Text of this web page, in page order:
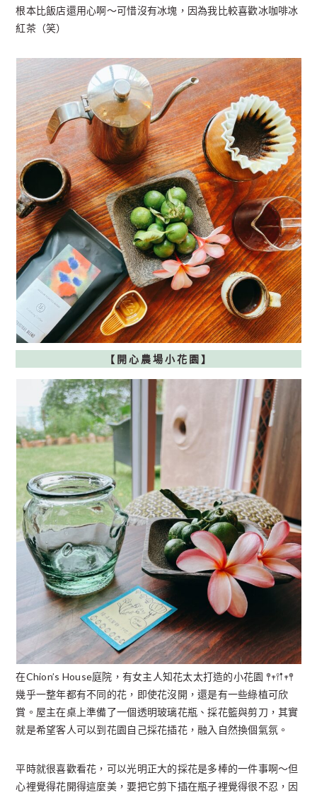
根本比飯店還用心啊～可惜沒有冰塊，因為我比較喜歡冰咖啡冰
紅茶（笑）
【開心農場小花園】
在Chion’s House庭院，有女主人知花太太打造的小花園 𖤣𖥧𖥣𖡡𖥧𖤣
幾乎一整年都有不同的花，即使花沒開，還是有一些綠植可欣
賞。屋主在桌上準備了一個透明玻璃花瓶、採花籃與剪刀，其實
就是希望客人可以到花園自己採花插花，融入自然換個氣氛。
平時就很喜歡看花，可以光明正大的採花是多棒的一件事啊～但
心裡覺得花開得這麼美，要把它剪下插在瓶子裡覺得很不忍，因